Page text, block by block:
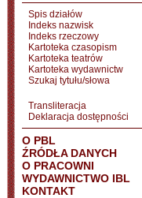
Spis działów
Indeks nazwisk
Indeks rzeczowy
Kartoteka czasopism
Kartoteka teatrów
Kartoteka wydawnictw
Szukaj tytułu/słowa
Transliteracja
Deklaracja dostępności
O PBL
ŹRÓDŁA DANYCH
O PRACOWNI
WYDAWNICTWO IBL
KONTAKT